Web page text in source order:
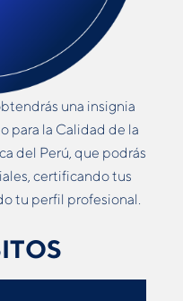
una insignia
para la Calidad de la
del Perú, que podrás
certificando tus
tu perfil profesional.